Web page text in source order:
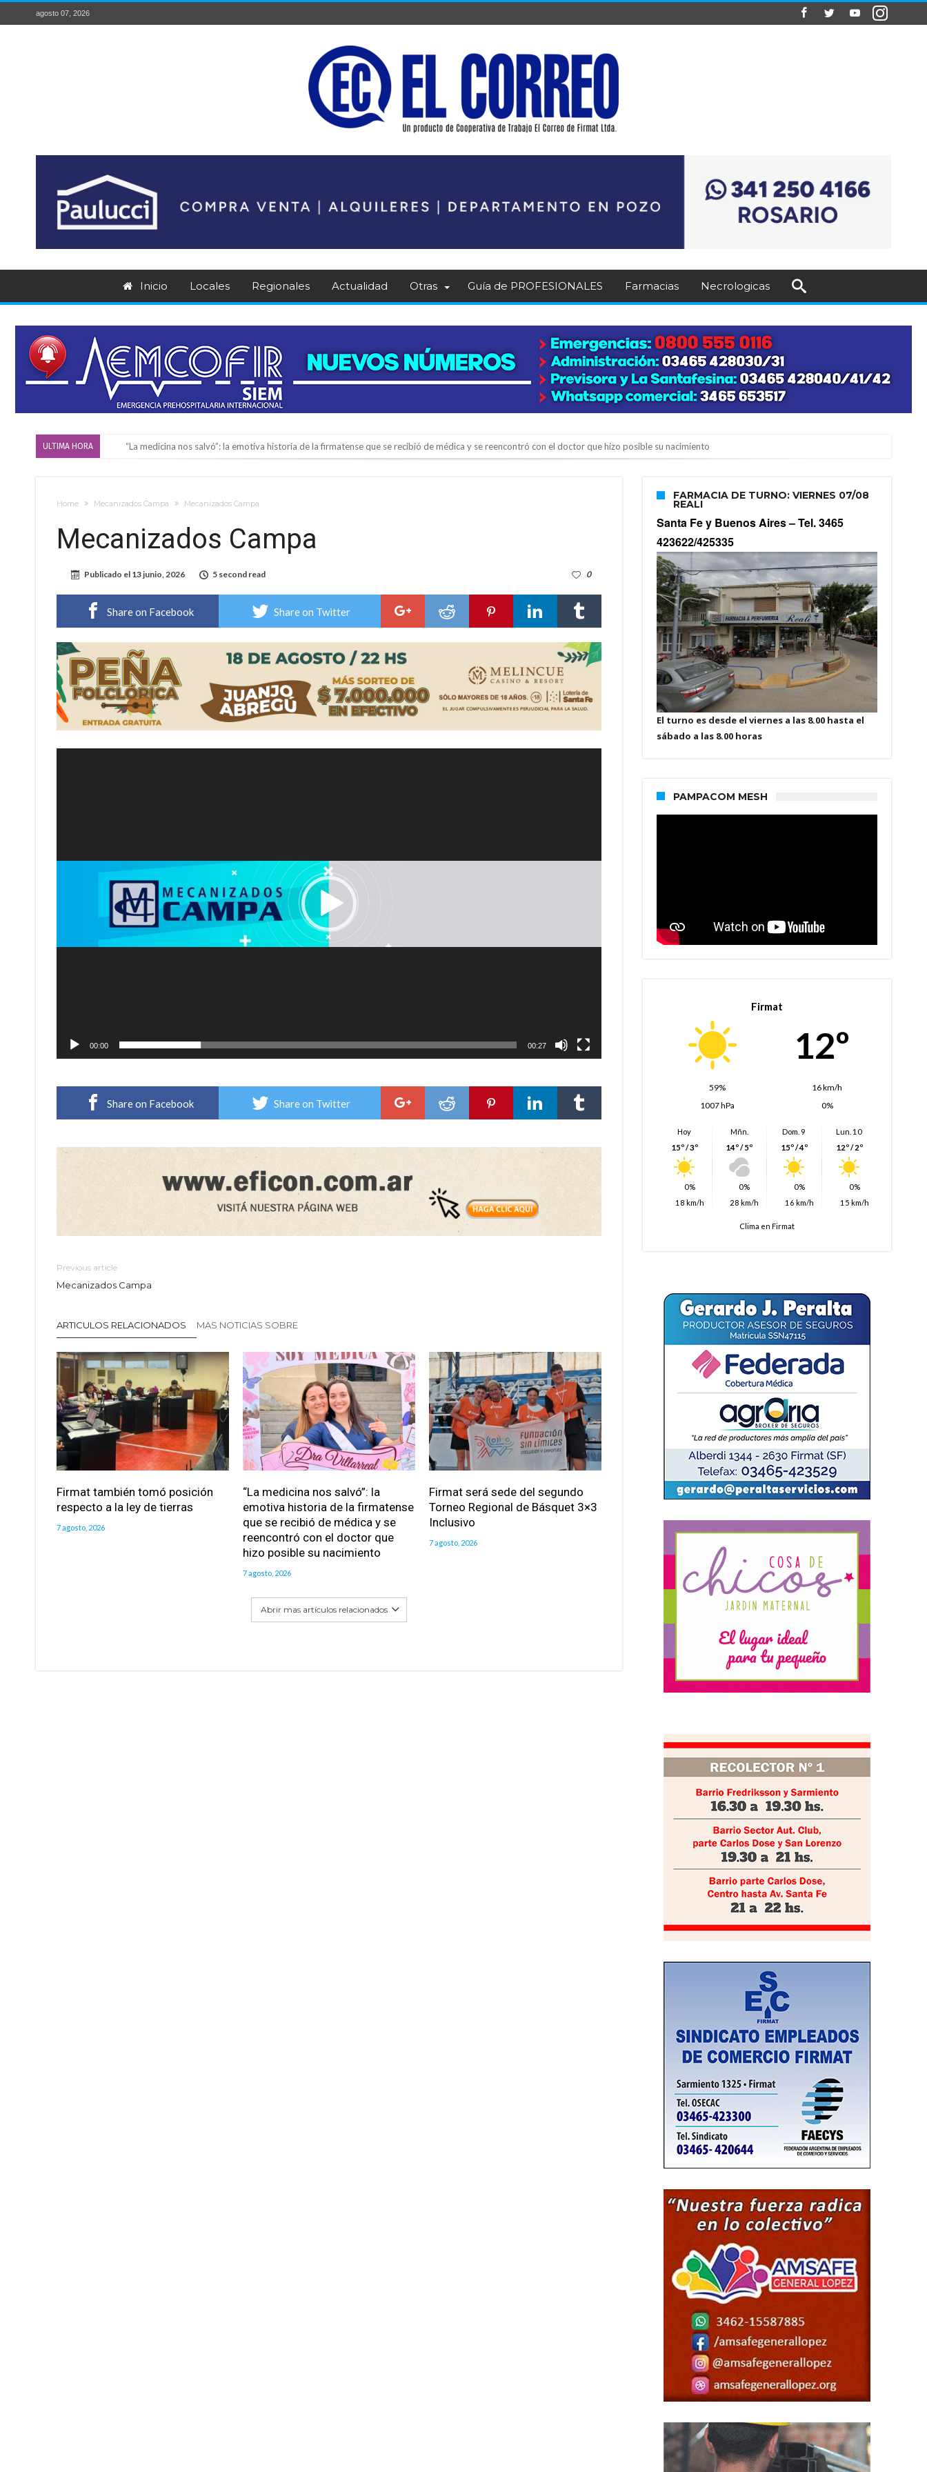
agosto 07, 2026
Inicio Locales Regionales Actualidad Otras Guía de PROFESIONALES Farmacias Necrologicas
ULTIMA HORA “La medicina nos salvó”: la emotiva historia de la firmatense que se recibió de médica y se reencontró con el doctor que hizo posible su nacimiento
Villada: el viento provocó el desprendimiento del techo del galpón del ferrocarril
Firmat: “Codo a codo” lanza una campaña de recolección de golosinas para agasajar a los niños en su día
Güemes y Mariano Vera
Home Mecanizados Campa Mecanizados Campa
Mecanizados Campa
Publicado el 13 junio, 2026 5 second read 0
Share on Facebook Share on Twitter
00:00 00:27
Share on Facebook Share on Twitter
Previous article
Mecanizados Campa
ARTICULOS RELACIONADOS MAS NOTICIAS SOBRE
Firmat también tomó posición
respecto a la ley de tierras
7 agosto, 2026
“La medicina nos salvó”: la
emotiva historia de la firmatense
que se recibió de médica y se
reencontró con el doctor que
hizo posible su nacimiento
7 agosto, 2026
Firmat será sede del segundo
Torneo Regional de Básquet 3×3
Inclusivo
7 agosto, 2026
Abrir mas artículos relacionados
FARMACIA DE TURNO: VIERNES 07/08
REALI
Santa Fe y Buenos Aires –Tel. 3465
423622/425335
El turno es desde el viernes a las 8.00 hasta el
sábado a las 8.00 horas
PAMPACOM MESH
Firmat
12º
59%
16 km/h
1007 hPa
0%
Hoy
15º / 3º
0%
18 km/h
Mñn.
14º / 5º
0%
28 km/h
Dom. 9
15º / 4º
0%
16 km/h
Lun. 10
12º / 2º
0%
15 km/h
Clima en Firmat